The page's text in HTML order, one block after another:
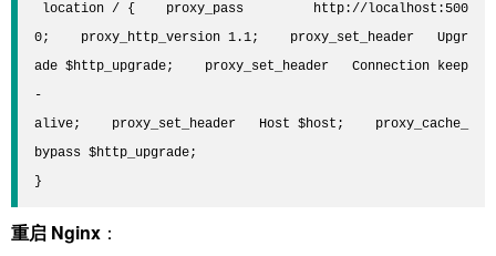
location / {    proxy_pass         http://localhost:500
0;    proxy_http_version 1.1;    proxy_set_header   Upgr
ade $http_upgrade;    proxy_set_header   Connection keep
-
alive;    proxy_set_header   Host $host;    proxy_cache_
bypass $http_upgrade;
}
重启 Nginx ：